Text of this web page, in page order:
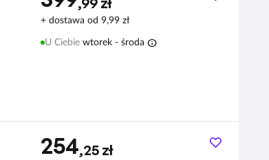
+ dostawa od 9,99 zł
U Ciebie wtorek - środa info
254,25 zł